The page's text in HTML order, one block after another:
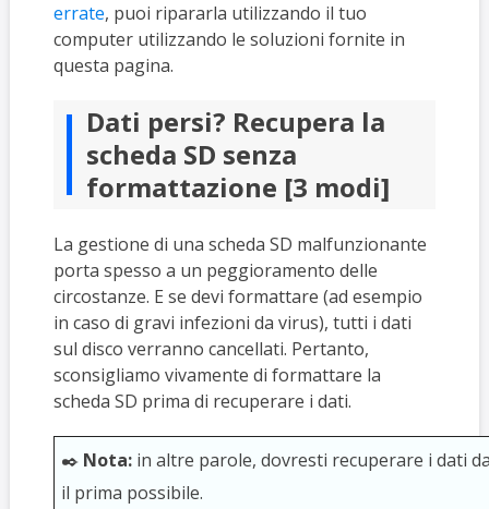
errate, puoi ripararla utilizzando il tuo
computer utilizzando le soluzioni fornite in
questa pagina.
Dati persi? Recupera la
scheda SD senza
formattazione [3 modi]
La gestione di una scheda SD malfunzionante
porta spesso a un peggioramento delle
circostanze. E se devi formattare (ad esempio
in caso di gravi infezioni da virus), tutti i dati
sul disco verranno cancellati. Pertanto,
sconsigliamo vivamente di formattare la
scheda SD prima di recuperare i dati.
✒️ Nota:in altre parole, dovresti recuperare i dati
il prima possibile.